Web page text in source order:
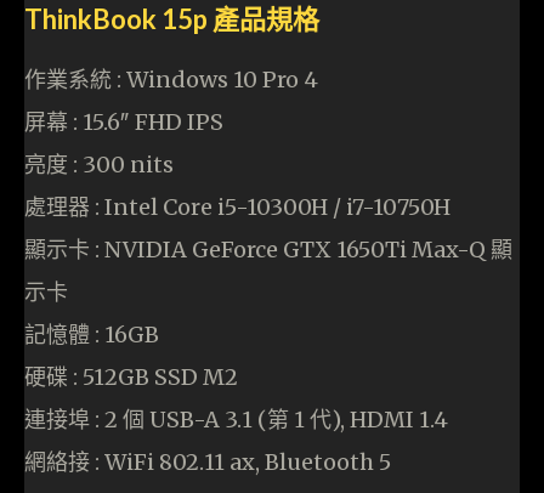
ThinkBook 15p 產品規格
作業系統 : Windows 10 Pro 4
屏幕 : 15.6″ FHD IPS
亮度 : 300 nits
處理器 : Intel Core i5-10300H / i7-10750H
顯示卡 : NVIDIA GeForce GTX 1650Ti Max-Q 顯
示卡
記憶體 : 16GB
硬碟 : 512GB SSD M2
連接埠 : 2 個 USB-A 3.1 (第 1 代), HDMI 1.4
網絡接 : WiFi 802.11 ax, Bluetooth 5